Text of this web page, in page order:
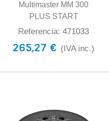
Multimaster MM 300
PLUS START
Referencia: 471033
265,27 € (IVA inc.)